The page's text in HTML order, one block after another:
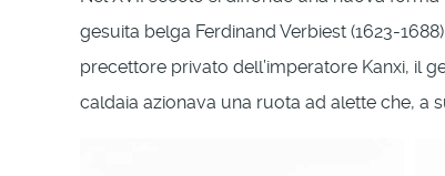
gesuita belga Ferdinand Verbiest (1623-
precettore privato dell’imperatore Kanxi, il
caldaia azionava una ruota ad alette che, a